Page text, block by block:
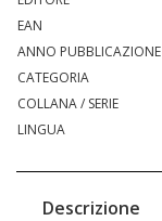
EAN
ANNO PUBBLICAZIONE
CATEGORIA
COLLANA / SERIE
LINGUA
Descrizione